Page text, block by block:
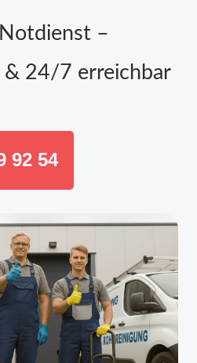
–
& 24/7 erreichbar
92 54